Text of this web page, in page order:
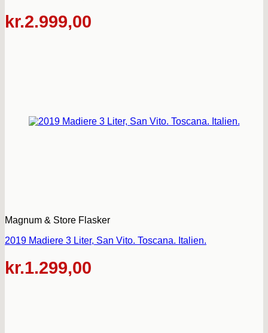
kr.2.999,00
Magnum & Store Flasker
2019 Madiere 3 Liter, San Vito. Toscana. Italien.
kr.1.299,00